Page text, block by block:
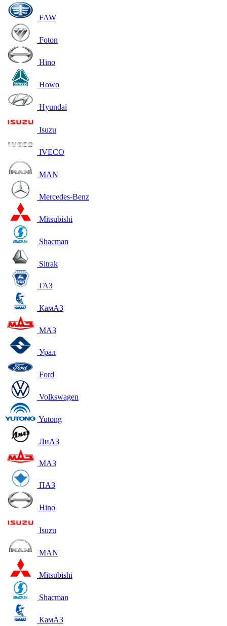
FAW
Foton
Hino
Howo
Hyundai
Isuzu
IVECO
MAN
Mercedes-Benz
Mitsubishi
Shacman
Sitrak
ГАЗ
КамАЗ
МАЗ
Урал
Ford
Volkswagen
Yutong
ЛиАЗ
МАЗ
ПАЗ
Hino
Isuzu
MAN
Mitsubishi
Shacman
КамАЗ